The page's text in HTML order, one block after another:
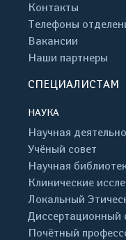
Контакты
Телефоны
Вакансии
Наши партнеры
СПЕЦИАЛИСТАМ
НАУКА
Научная
Учёный совет
Научная
Клинические
Локальный
Диссертационный
Почётный